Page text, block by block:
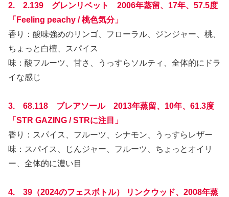
2. 2.139 グレンリベット 2006年蒸留、17年、57.5度
「Feeling peachy / 桃色気分」
香り：酸味強めのリンゴ、フローラル、ジンジャー、桃、
ちょっと白檀、スパイス
味：酸フルーツ、甘さ、うっすらソルティ、全体的にドラ
イな感じ
3. 68.118 ブレアソール 2013年蒸留、10年、61.3度
「STR GAZING / STRに注目」
香り：スパイス、フルーツ、シナモン、うっすらレザー
味：スパイス、じんジャー、フルーツ、ちょっとオイリ
ー、全体的に濃い目
4. 39（2024のフェスボトル） リンクウッド、2008年蒸